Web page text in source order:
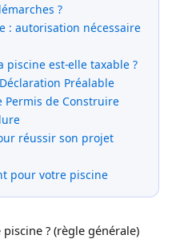
?
: autorisation nécessaire
piscine est-elle taxable ?
Préalable
Permis de Construire
réussir son projet
pour votre piscine
? (règle générale)